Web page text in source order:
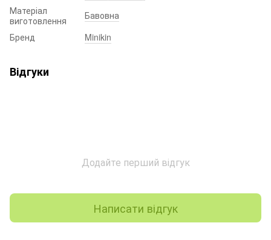
Матеріал
виготовлення
Бавовна
Бренд
Minikin
Відгуки
Додайте перший відгук
Написати відгук